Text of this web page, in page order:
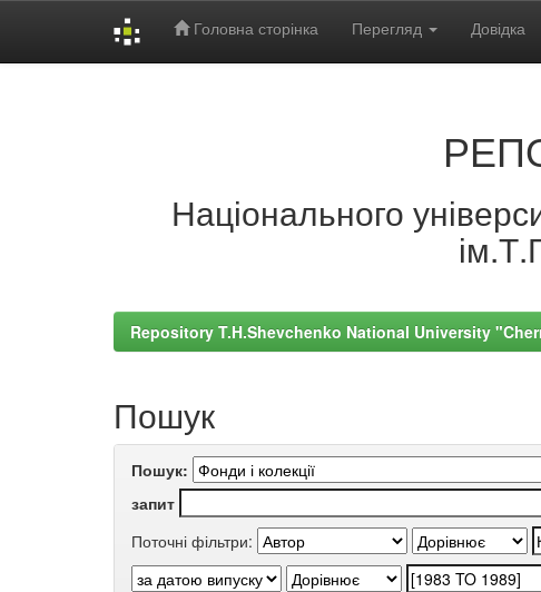
Головна сторінка Перегляд Довідка
Національного
Repository T.H.Shevchenko National University
Пошук
Пошук:
запит
Поточні фільтри: